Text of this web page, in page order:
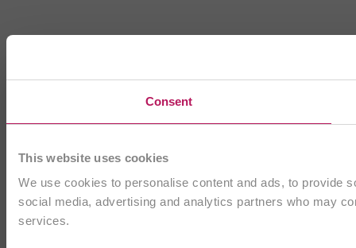
Consent
This website uses cookies
We use cookies to personalise content and ads, to provide
social media, advertising and analytics partners who may
services.